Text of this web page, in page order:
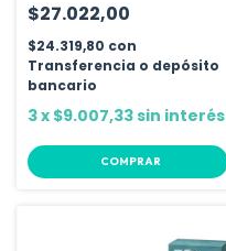
$27.022,00
$24.319,80 con
Transferencia o depósito
bancario
3x $9.007,33sin interés
COMPRAR